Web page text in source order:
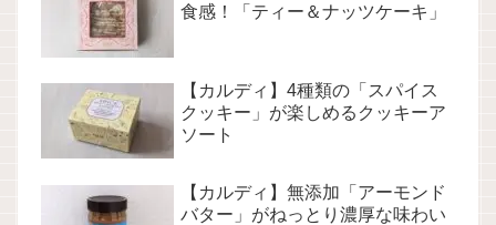
食感！「ティー＆ナッツケーキ」
【カルディ】4種類の「スパイス
クッキー」が楽しめるクッキーア
ソート
【カルディ】無添加「アーモンド
バター」がねっとり濃厚な味わい